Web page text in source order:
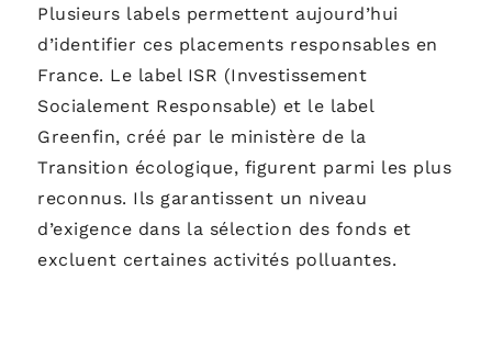
Plusieurs labels permettent aujourd’hui
d’identifier ces placements responsables en
France. Le label ISR (Investissement
Socialement Responsable) et le label
Greenfin, créé par le ministère de la
Transition écologique, figurent parmi les plus
reconnus. Ils garantissent un niveau
d’exigence dans la sélection des fonds et
excluent certaines activités polluantes.